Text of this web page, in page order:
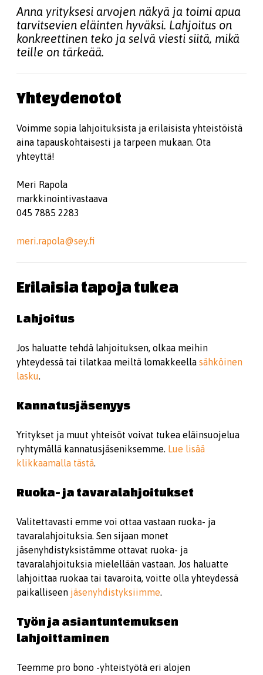
Anna yrityksesi arvojen näkyä ja toimi apua
tarvitsevien eläinten hyväksi. Lahjoitus on
konkreettinen teko ja selvä viesti siitä, mikä
teille on tärkeää.
Yhteydenotot
Voimme sopia lahjoituksista ja erilaisista yhteistöistä
aina tapauskohtaisesti ja tarpeen mukaan. Ota
yhteyttä!
Meri Rapola
markkinointivastaava
045 7885 2283
meri.rapola@sey.fi
Erilaisia tapoja tukea
Lahjoitus
Jos haluatte tehdä lahjoituksen, olkaa meihin
yhteydessä tai tilatkaa meiltä lomakkeella sähköinen
lasku.
Kannatusjäsenyys
Yritykset ja muut yhteisöt voivat tukea eläinsuojelua
ryhtymällä kannatusjäseniksemme. Lue lisää
klikkaamalla tästä.
Ruoka- ja tavaralahjoitukset
Valitettavasti emme voi ottaa vastaan ruoka- ja
tavaralahjoituksia. Sen sijaan monet
jäsenyhdistyksistämme ottavat ruoka- ja
tavaralahjoituksia mielellään vastaan. Jos haluatte
lahjoittaa ruokaa tai tavaroita, voitte olla yhteydessä
paikalliseen jäsenyhdistyksiimme.
Työn ja asiantuntemuksen
lahjoittaminen
Teemme pro bono -yhteistyötä eri alojen